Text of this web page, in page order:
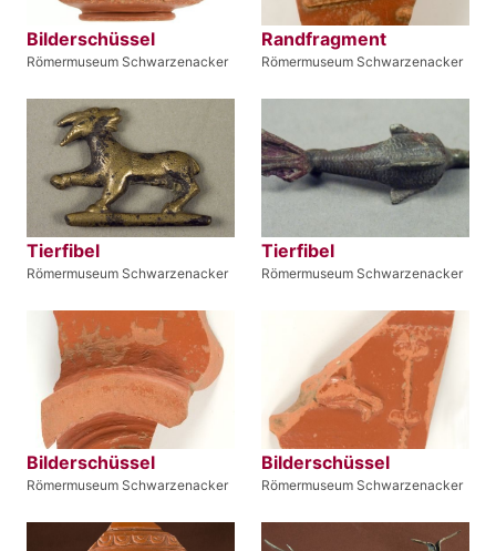
Bilderschüssel
Römermuseum Schwarzenacker
Randfragment
Römermuseum Schwarzenacker
Tierfibel
Römermuseum Schwarzenacker
Tierfibel
Römermuseum Schwarzenacker
Bilderschüssel
Römermuseum Schwarzenacker
Bilderschüssel
Römermuseum Schwarzenacker